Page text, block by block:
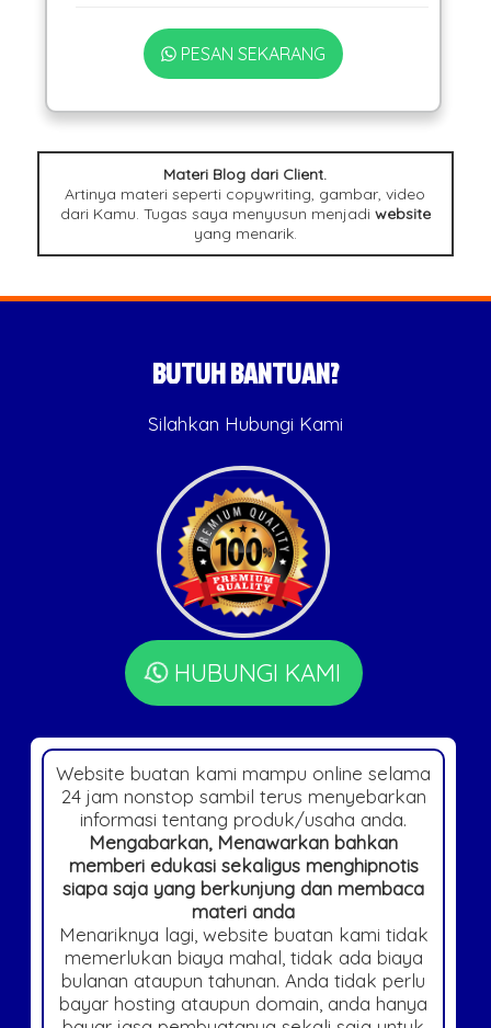
PESAN SEKARANG
Materi Blog dari Client.
Artinya materi seperti copywriting, gambar, video
dari Kamu. Tugas saya menyusun menjadi website
yang menarik.
BUTUH BANTUAN?
Silahkan Hubungi Kami
HUBUNGI KAMI
Website buatan kami mampu online selama
24 jam nonstop sambil terus menyebarkan
informasi tentang produk/usaha anda.
Mengabarkan, Menawarkan bahkan
memberi edukasi sekaligus menghipnotis
siapa saja yang berkunjung dan membaca
materi anda
Menariknya lagi, website buatan kami tidak
memerlukan biaya mahal, tidak ada biaya
bulanan ataupun tahunan. Anda tidak perlu
bayar hosting ataupun domain, anda hanya